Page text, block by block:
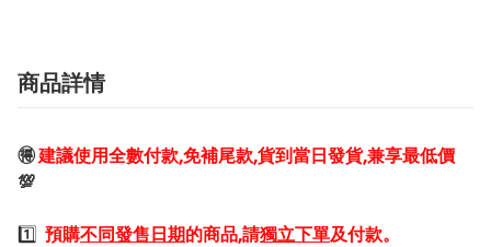
商品詳情
🉐建議使用全數付款,免補尾款,貨到當日發貨,兼享最低價
💯
1️⃣ 預購不同發售日期的商品,請獨立下單及付款。